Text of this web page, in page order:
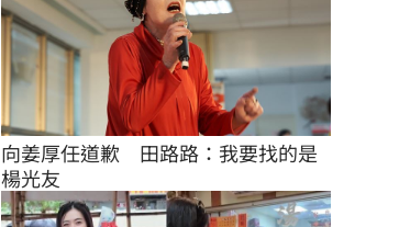
向姜厚任道歉　田路路：我要找的是
楊光友